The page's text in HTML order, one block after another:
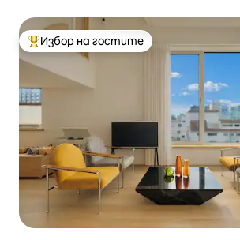
планината, дворец „Гьонгбок“,
Най-популярен избор на гостите
Избор на гостите